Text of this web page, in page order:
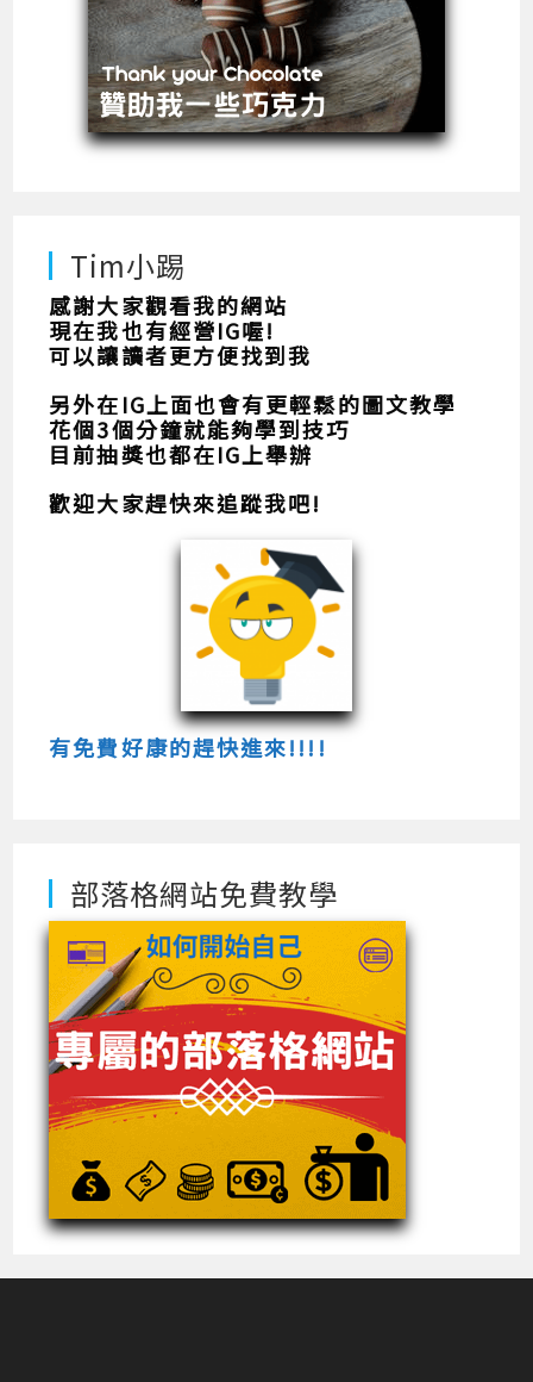
Tim小踢
感謝大家觀看我的網站
現在我也有經營IG喔!
可以讓讀者更方便找到我
另外在IG上面也會有更輕鬆的圖文教學
花個3個分鐘就能夠學到技巧
目前抽獎也都在IG上舉辦
歡迎大家趕快來追蹤我吧!
有免費好康的趕快進來!!!!
部落格網站免費教學